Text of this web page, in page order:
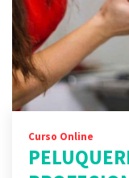
Curso Online